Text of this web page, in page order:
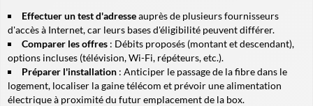
Effectuer un test d'adresseauprès de plusieurs fournisseurs
d'accès à Internet, car leurs bases d'éligibilité peuvent différer.
Comparer les offres : Débits proposés (montant et descendant),
options incluses (télévision, Wi-Fi, répéteurs, etc.).
Préparer l'installation : Anticiper le passage de la fibre dans le
logement, localiser la gaine télécom et prévoir une alimentation
électrique à proximité du futur emplacement de la box.